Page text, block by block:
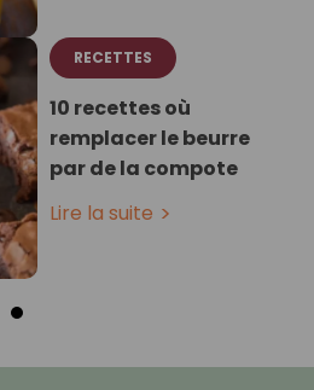
RECETTES
10 recettes où
remplacer le beurre
par de la compote
Lire la suite